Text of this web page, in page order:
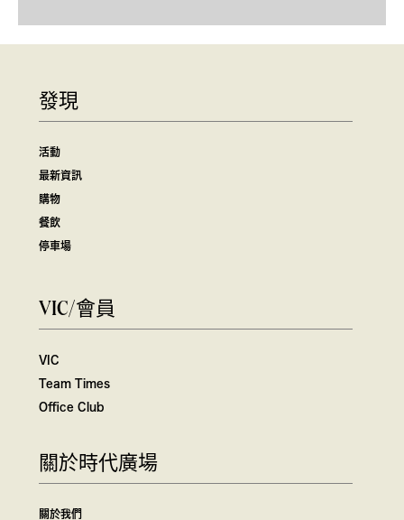
發現
活動
最新資訊
購物
餐飲
停車場
VIC/會員
VIC
Team Times
Office Club
關於時代廣場
關於我們